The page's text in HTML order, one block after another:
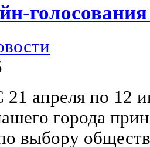
21 апреля по 12
города
выбору